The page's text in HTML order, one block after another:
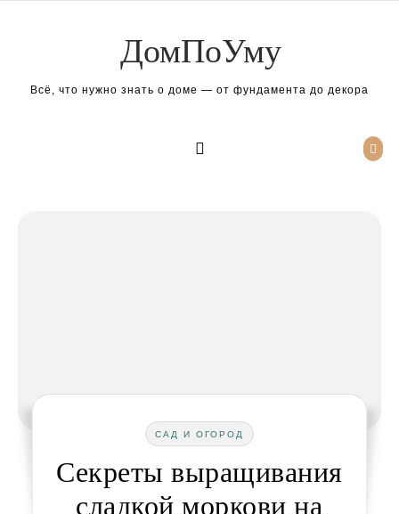
ДомПоУму
Всё, что нужно знать о доме — от фундамента до декора
САД И ОГОРОД
Секреты выращивания
сладкой моркови на